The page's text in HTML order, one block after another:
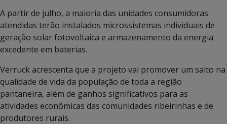
A partir de julho, a maioria das unidades consumidoras
atendidas terão instalados microssistemas individuais de
geração solar fotovoltaica e armazenamento da energia
excedente em baterias.
Verruck acrescenta que a projeto vai promover um salto na
qualidade de vida da população de toda a região
pantaneira, além de ganhos significativos para as
atividades econômicas das comunidades ribeirinhas e de
produtores rurais.